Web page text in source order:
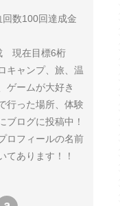
数100回達成金
現在目標6桁
キャンプ、旅、温
ゲームが大好き
行った場所、体験
ブログに投稿中！
ロフィールの名前
てあります！！